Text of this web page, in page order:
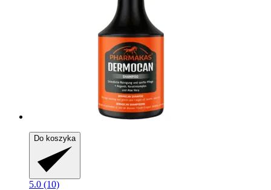
Do koszyka
5.0 (10)